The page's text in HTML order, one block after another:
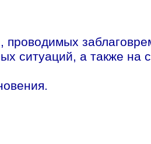
проводимых
ситуаций, а также на